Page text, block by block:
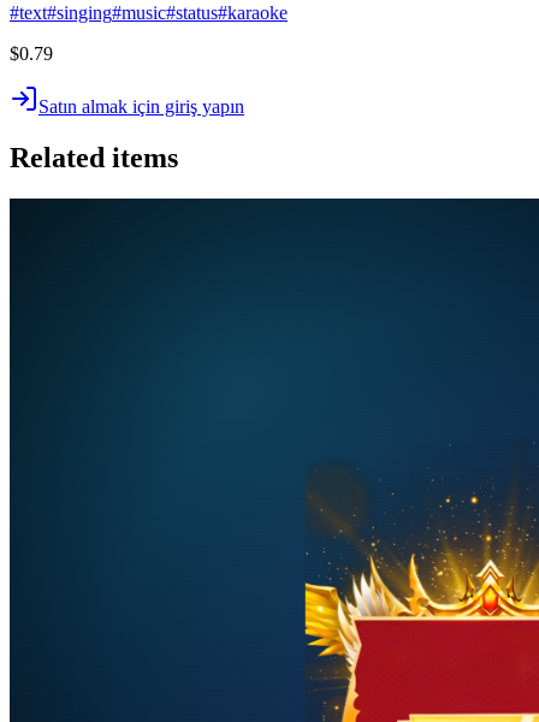
#text#singing#music#status#karaoke
$0.79
Satın almak için giriş yapın
Related items